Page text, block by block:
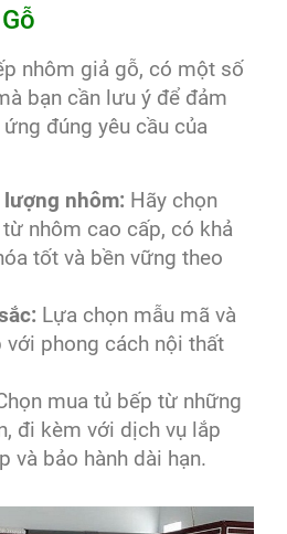
nhôm giả gỗ, có một số
bạn cần lưu ý để đảm
đúng yêu cầu của
nhôm: Hãy chọn
nhôm cao cấp, có khả
tốt và bền vững theo
Lựa chọn mẫu mã và
với phong cách nội thất
mua tủ bếp từ những
đi kèm với dịch vụ lắp
và bảo hành dài hạn.